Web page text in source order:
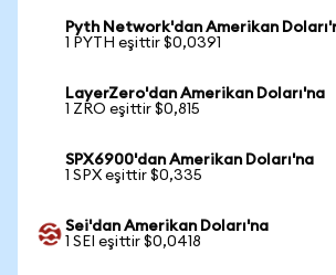
Pyth Network'dan Amerikan
1 PYTH eşittir $0,0391
LayerZero'dan Amerikan Doları'na
1 ZRO eşittir $0,815
SPX6900'dan Amerikan Doları'na
1 SPX eşittir $0,335
Sei'dan Amerikan Doları'na
1 SEI eşittir $0,0418